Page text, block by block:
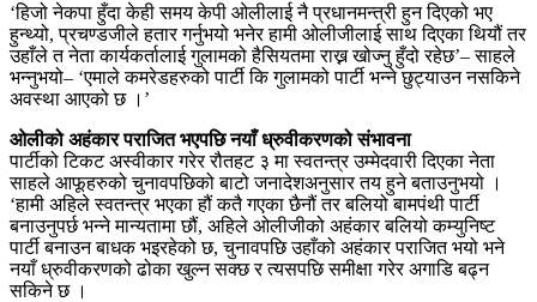
‘हिजो नेकपा हुँदा केही समय केपी ओलीलाई नै प्रधानमन्त्री हुन दिएको भए
हुन्थ्यो, प्रचण्डजीले हतार गर्नुभयो भनेर हामी ओलीजीलाई साथ दिएका थियौं तर
उहाँले त नेता कार्यकर्तालाई गुलामको हैसियतमा राख्न खोज्नु हुँदो रहेछ’– साहले
भन्नुभयो– ‘एमाले कमरेडहरुको पार्टी कि गुलामको पार्टी भन्ने छुट्याउन नसकिने
अवस्था आएको छ ।’
ओलीको अहंकार पराजित भएपछि नयाँ ध्रुवीकरणको संभावना
पार्टीको टिकट अस्वीकार गरेर रौतहट ३ मा स्वतन्त्र उम्मेदवारी दिएका नेता
साहले आफूहरुको चुनावपछिको बाटो जनादेशअनुसार तय हुने बताउनुभयो ।
‘हामी अहिले स्वतन्त्र भएका हौं कतै गएका छैनौं तर बलियो बामपंथी पार्टी
बनाउनुपर्छ भन्ने मान्यतामा छौं, अहिले ओलीजीको अहंकार बलियो कम्युनिष्ट
पार्टी बनाउन बाधक भइरहेको छ, चुनावपछि उहाँको अहंकार पराजित भयो भने
नयाँ ध्रुवीकरणको ढोका खुल्न सक्छ र त्यसपछि समीक्षा गरेर अगाडि बढ्न
सकिने छ ।